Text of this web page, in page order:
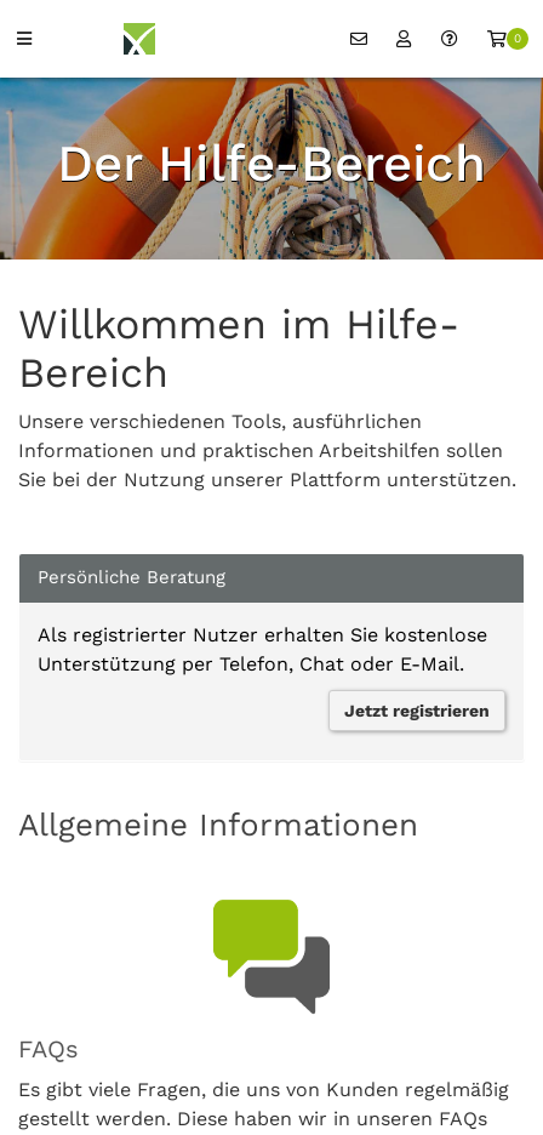
0
Der Hilfe-Bereich
Willkommen im Hilfe-
Bereich
Unsere verschiedenen Tools, ausführlichen
Informationen und praktischen Arbeitshilfen sollen
Sie bei der Nutzung unserer Plattform unterstützen.
Persönliche Beratung
Als registrierter Nutzer erhalten Sie kostenlose
Unterstützung per Telefon, Chat oder E-Mail.
Jetzt registrieren
Allgemeine Informationen
FAQs
Es gibt viele Fragen, die uns von Kunden regelmäßig
gestellt werden. Diese haben wir in unseren FAQs